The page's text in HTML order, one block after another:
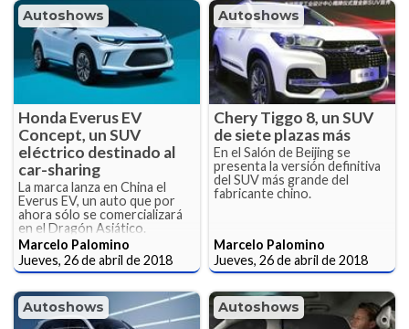
Autoshows
Honda Everus EV
Concept, un SUV
eléctrico destinado al
car-sharing
La marca lanza en China el
Everus EV, un auto que por
ahora sólo se comercializará
en el Dragón Asiático.
Marcelo Palomino
Jueves, 26 de abril de 2018
Autoshows
Chery Tiggo 8, un SUV
de siete plazas más
En el Salón de Beijing se
presenta la versión definitiva
del SUV más grande del
fabricante chino.
Marcelo Palomino
Jueves, 26 de abril de 2018
Autoshows Autoshows